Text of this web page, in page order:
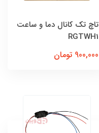
تاچ تک کانال دما و ساعت
RGTWH1
900,000 تومان